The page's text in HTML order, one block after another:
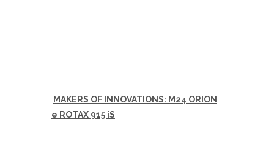
MAKERS OF INNOVATIONS: M24 ORION
e ROTAX 915 iS